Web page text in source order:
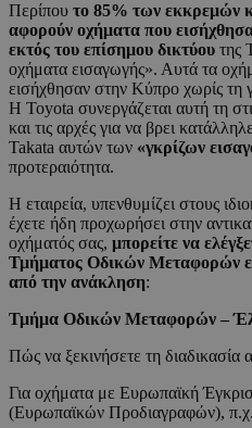
Περίπου το 85% των εκκρεμών
αφορούν οχήματα που
εκτός του επίσημου δικτύου της
οχήματα εισαγωγής». Αυτά τα
εισήχθησαν στην Κύπρο χωρίς τη
Η Toyota συνεργάζεται αυτή τη
και τις αρχές για να βρει
Takata αυτών των «γκρίζων
προτεραιότητα.
Η εταιρεία, υπενθυμίζει στους
έχετε ήδη προχωρήσει στην
οχήματός σας, μπορείτε να
Τμήματος Οδικών Μεταφορών
από την ανάκληση:
Τμήμα Οδικών Μεταφορών –
Πώς να ξεκινήσετε τη διαδικασία
Για οχήματα με Ευρωπαϊκή
(Ευρωπαϊκών Προδιαγραφών),